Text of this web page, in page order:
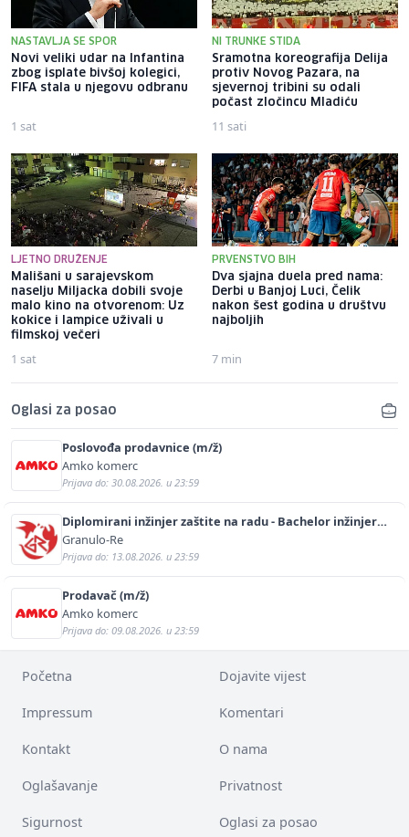
NASTAVLJA SE SPOR
Novi veliki udar na Infantina
zbog isplate bivšoj kolegici,
FIFA stala u njegovu odbranu
1 sat
NI TRUNKE STIDA
Sramotna koreografija Delija
protiv Novog Pazara, na
sjevernoj tribini su odali
počast zločincu Mladiću
11 sati
LJETNO DRUŽENJE
Mališani u sarajevskom
naselju Miljacka dobili svoje
malo kino na otvorenom: Uz
kokice i lampice uživali u
filmskoj večeri
1 sat
PRVENSTVO BIH
Dva sjajna duela pred nama:
Derbi u Banjoj Luci, Čelik
nakon šest godina u društvu
najboljih
7 min
Oglasi za posao
Poslovođa prodavnice (m/ž)
Amko komerc
Prijava do: 30.08.2026. u 23:59
Diplomirani inžinjer zaštite na radu - Bachelor inžinjer
sigurnosti i pomoći (m/ž)
Granulo-Re
Prijava do: 13.08.2026. u 23:59
Prodavač (m/ž)
Amko komerc
Prijava do: 09.08.2026. u 23:59
Početna Dojavite vijest
Impressum Komentari
Kontakt O nama
Oglašavanje Privatnost
Sigurnost Oglasi za posao